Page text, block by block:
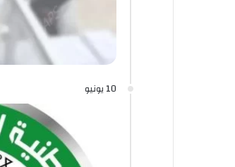
10 يونيو